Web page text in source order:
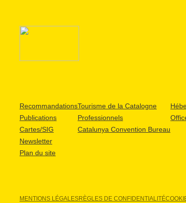
Recommandations
Publications
Cartes/SIG
Newsletter
Plan du site
Tourisme de la Catalogne
Professionnels
Catalunya Convention Bureau
MENTIONS LÉGALESRÈGLES DE CONFIDENTIALITÉ